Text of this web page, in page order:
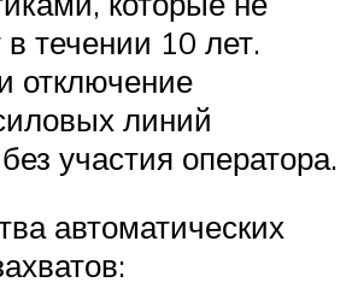
течении 10 лет.
отключение
линий
участия оператора.
автоматических